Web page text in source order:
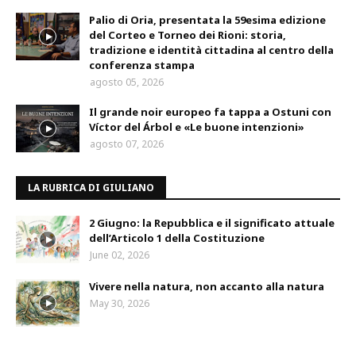
Palio di Oria, presentata la 59esima edizione
del Corteo e Torneo dei Rioni: storia,
tradizione e identità cittadina al centro della
conferenza stampa
agosto 05, 2026
Il grande noir europeo fa tappa a Ostuni con
Víctor del Árbol e «Le buone intenzioni»
agosto 07, 2026
LA RUBRICA DI GIULIANO
2 Giugno: la Repubblica e il significato attuale
dell’Articolo 1 della Costituzione
June 02, 2026
Vivere nella natura, non accanto alla natura
May 30, 2026